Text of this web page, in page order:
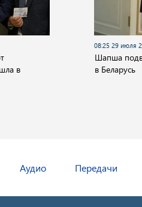
в
08:25 29 июля
Шапша
в Беларусь
Аудио Передачи